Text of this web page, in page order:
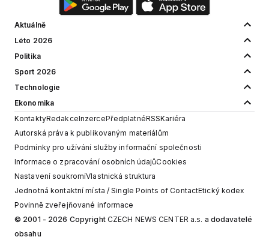
Aktuálně
Léto 2026
Politika
Sport 2026
Technologie
Ekonomika
KontaktyRedakceInzercePředplatnéRSSKariéra
Autorská práva k publikovaným materiálům
Podmínky pro užívání služby informační společnosti
Informace o zpracování osobních údajůCookies
Nastavení soukromíVlastnická struktura
Jednotná kontaktní místa / Single Points of ContactEtický kodex
Povinně zveřejňované informace
© 2001 - 2026 Copyright CZECH NEWS CENTER a.s. a dodavatelé
obsahu